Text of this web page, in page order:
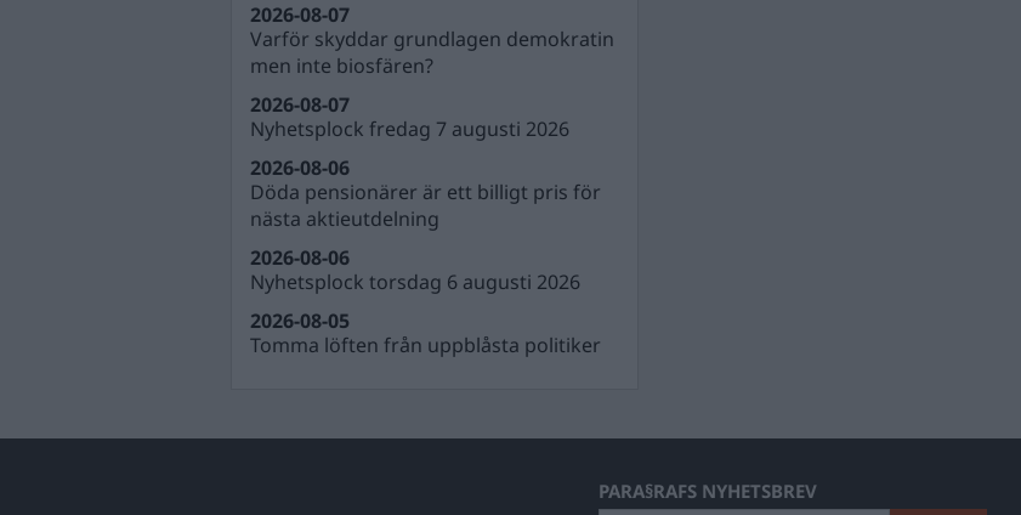
Varför skyddar grundlagen demokratin
men inte biosfären?
2026-08-07
Nyhetsplock fredag 7 augusti 2026
2026-08-07
Döda pensionärer är ett billigt pris för
nästa aktieutdelning
2026-08-06
Nyhetsplock torsdag 6 augusti 2026
2026-08-06
Tomma löften från uppblåsta politiker
2026-08-05
PARA§RAFS NYHETSBREV